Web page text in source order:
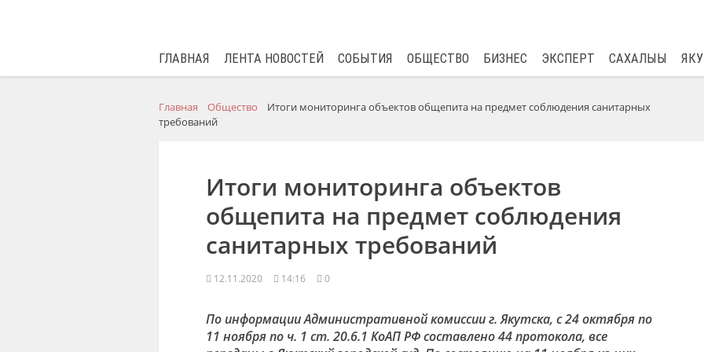
ГЛАВНАЯ ЛЕНТА НОВОСТЕЙ СОБЫТИЯ ОБЩЕСТВО БИЗНЕС ЭКСПЕРТ САХАЛЫЫ
Главная Общество
Итоги мониторинга объектов общепита на предмет соблюдения санитарных
требований
Итоги мониторинга объектов
общепита на предмет соблюдения
санитарных требований
12.11.2020 14:16 0
По информации Административной комиссии г. Якутска, с 24 октября по
11 ноября по ч. 1 ст. 20.6.1 КоАП РФ составлено 44 протокола, все